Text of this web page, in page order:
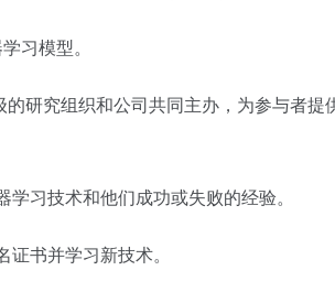
习模型。
研究组织和公司共同主办，为参与者
习技术和他们成功或失败的经验。
书并学习新技术。